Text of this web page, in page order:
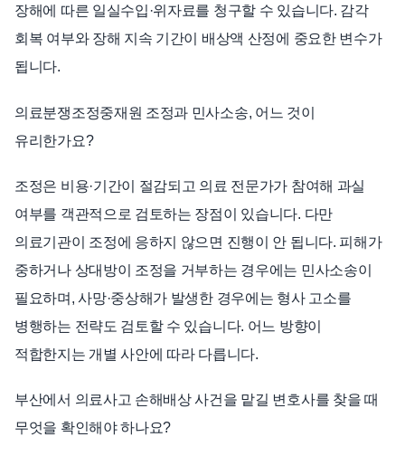
장해에 따른 일실수입·위자료를 청구할 수 있습니다. 감각
회복 여부와 장해 지속 기간이 배상액 산정에 중요한 변수가
됩니다.
의료분쟁조정중재원 조정과 민사소송, 어느 것이
유리한가요?
조정은 비용·기간이 절감되고 의료 전문가가 참여해 과실
여부를 객관적으로 검토하는 장점이 있습니다. 다만
의료기관이 조정에 응하지 않으면 진행이 안 됩니다. 피해가
중하거나 상대방이 조정을 거부하는 경우에는 민사소송이
필요하며, 사망·중상해가 발생한 경우에는 형사 고소를
병행하는 전략도 검토할 수 있습니다. 어느 방향이
적합한지는 개별 사안에 따라 다릅니다.
부산에서 의료사고 손해배상 사건을 맡길 변호사를 찾을 때
무엇을 확인해야 하나요?